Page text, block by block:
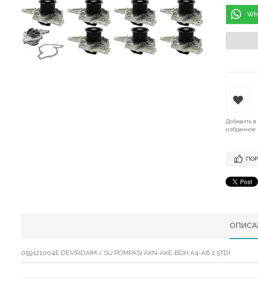
Добавить в
избранное
059121004E DEVİRDAİM / SU POMPASI AKN-AKE-BDH A4-A6 2.5TDİ